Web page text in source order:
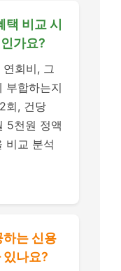
택 비교 시
가요?
회비, 그
부합하는지
회, 건당
5천원 정액
비교 분석
하는 신용
있나요?